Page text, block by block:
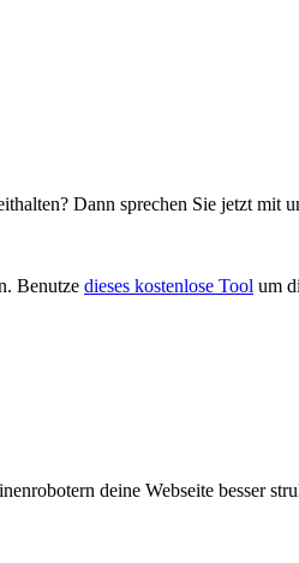
Dann sprechen Sie jetzt mit
Benutze dieses kostenlose Tool um
deine Webseite besser